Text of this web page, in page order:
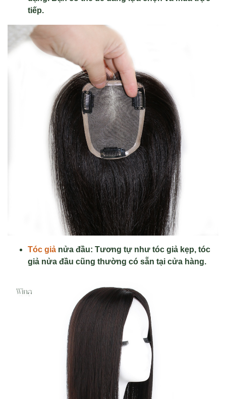
tiếp.
Tóc giả nửa đầu: Tương tự như tóc giả kẹp, tóc
giả nửa đầu cũng thường có sẵn tại cửa hàng.